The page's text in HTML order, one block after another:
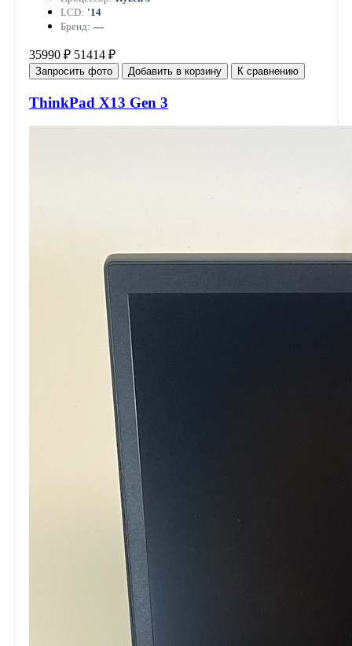
LCD: '14
Бренд: —
35990 ₽ 51414 ₽
Запросить фото Добавить в корзину К сравнению
ThinkPad X13 Gen 3